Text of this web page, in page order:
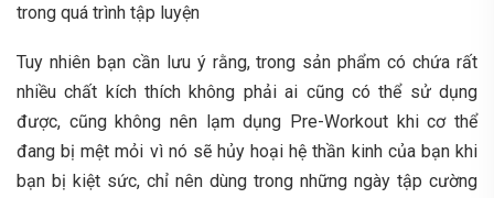
trong quá trình tập luyện
Tuy nhiên bạn cần lưu ý rằng, trong sản phẩm có chứa rất
nhiều chất kích thích không phải ai cũng có thể sử dụng
được, cũng không nên lạm dụng Pre-Workout khi cơ thể
đang bị mệt mỏi vì nó sẽ hủy hoại hệ thần kinh của bạn khi
bạn bị kiệt sức, chỉ nên dùng trong những ngày tập cường